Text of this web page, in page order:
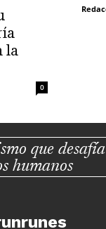
la
0
que
humanos